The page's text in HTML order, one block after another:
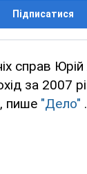
Підписатися
справ
за 2007
пише "Дело" .